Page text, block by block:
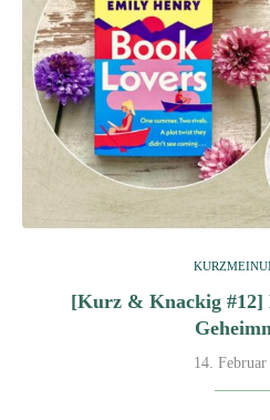
[Kurz & Knackig #12]
14.